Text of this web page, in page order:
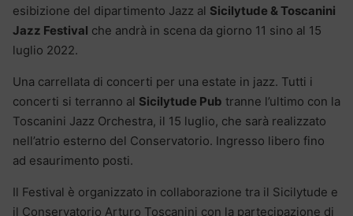
esibizione del dipartimento Jazz al Sicilytude & Toscanini
Jazz Festival che andrà in scena da giorno 11 sino al 15
luglio 2022.
Una carrellata di concerti per una estate in jazz. Tutti i
concerti si terranno al Sicilytude Pub tranne l’ultimo con la
Toscanini Jazz Orchestra, il 15 luglio, che sarà realizzato
nell’atrio esterno del Conservatorio. Ingresso libero fino
ad esaurimento posti.
Il Festival è organizzato in collaborazione tra il Sicilytude e
il Conservatorio Arturo Toscanini con la partecipazione di